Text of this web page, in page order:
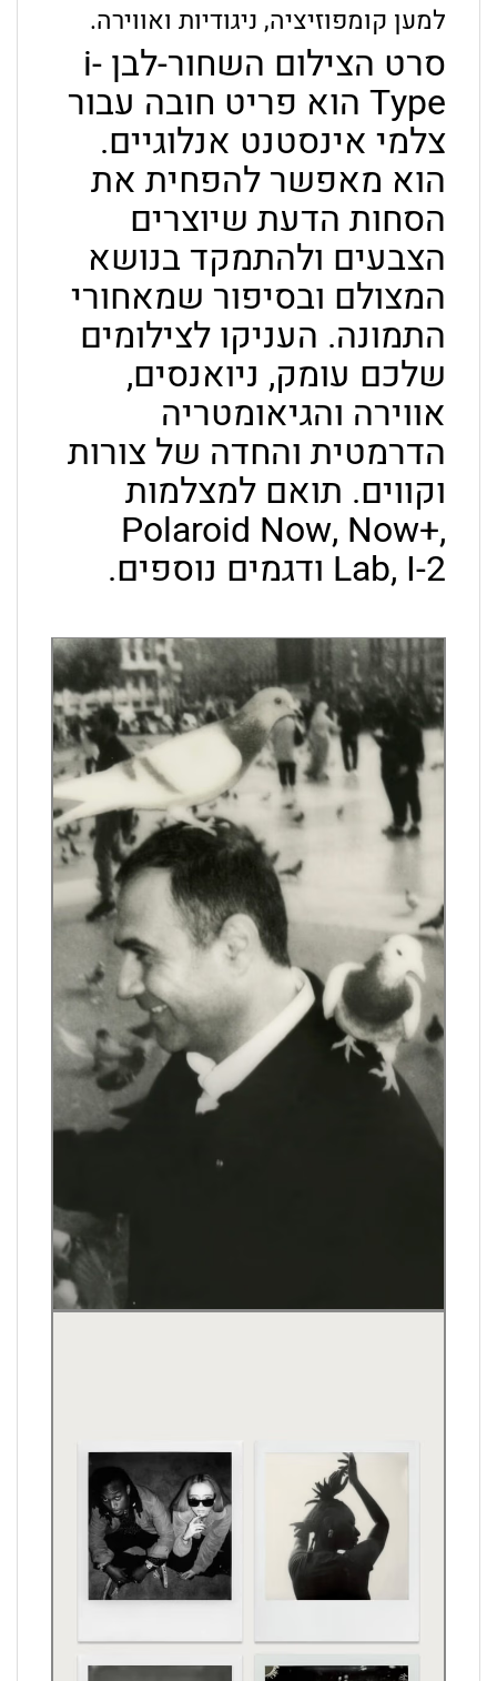
למען קומפוזיציה, ניגודיות ואווירה.
סרט הצילום השחור-לבן i-
Type הוא פריט חובה עבור
צלמי אינסטנט אנלוגיים.
הוא מאפשר להפחית את
הסחות הדעת שיוצרים
הצבעים ולהתמקד בנושא
המצולם ובסיפור שמאחורי
התמונה. העניקו לצילומים
שלכם עומק, ניואנסים,
אווירה והגיאומטריה
הדרמטית והחדה של צורות
וקווים. תואם למצלמות
Polaroid Now, Now+,
Lab, I-2 ודגמים נוספים.